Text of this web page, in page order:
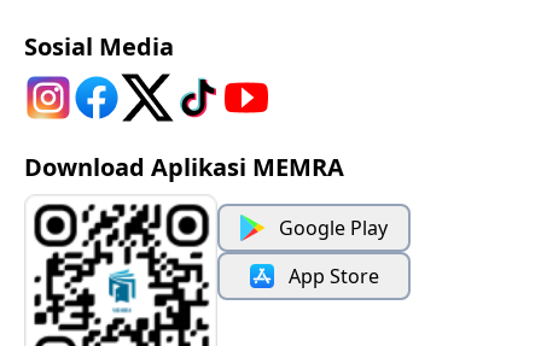
Sosial Media
Download Aplikasi MEMRA
Google Play
App Store